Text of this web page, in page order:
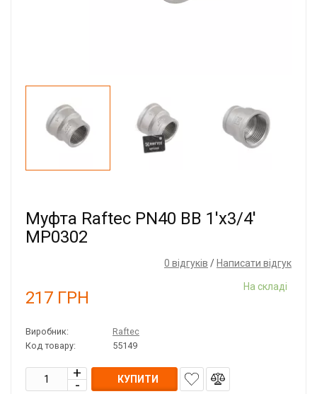
Муфта Raftec PN40 ВВ 1'x3/4'
MP0302
0 відгуків / Написати відгук
217 ГРН
На складі
Виробник:
Raftec
Код товару:
55149
КУПИТИ